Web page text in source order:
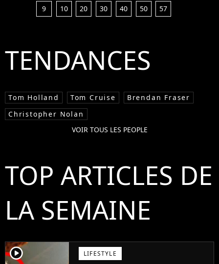
9
10 20 30 40 50 57
TENDANCES
Tom Holland Tom Cruise
Brendan Fraser
Christopher Nolan
VOIR TOUS LES PEOPLE
TOP ARTICLES DE
LA SEMAINE
player2 LIFESTYLE